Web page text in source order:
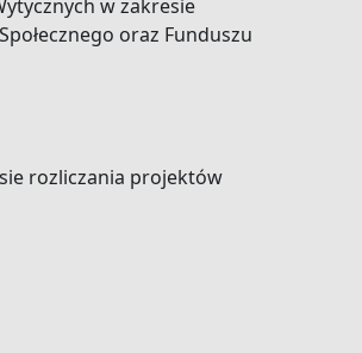
w zakresie
oraz Funduszu
rozliczania projektów